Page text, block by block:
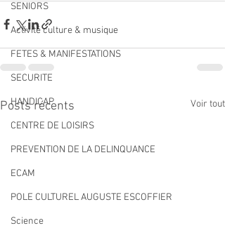
SENIORS
Activité culture & musique
FETES & MANIFESTATIONS
SECURITE
HANDICAP
CENTRE DE LOISIRS
PREVENTION DE LA DELINQUANCE
ECAM
POLE CULTUREL AUGUSTE ESCOFFIER
Science
Posts récents Voir tout